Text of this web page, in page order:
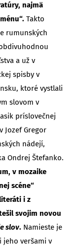
najmä
Takto
rumunských
a už v
spisby v
ktoré vystlali
slovom v
príslovečnej
Jozef Gregor
nádejí,
Ondrej Štefanko.
v mozaike
scéne“
i z
svojim novou
slov. Namieste je
veršami v